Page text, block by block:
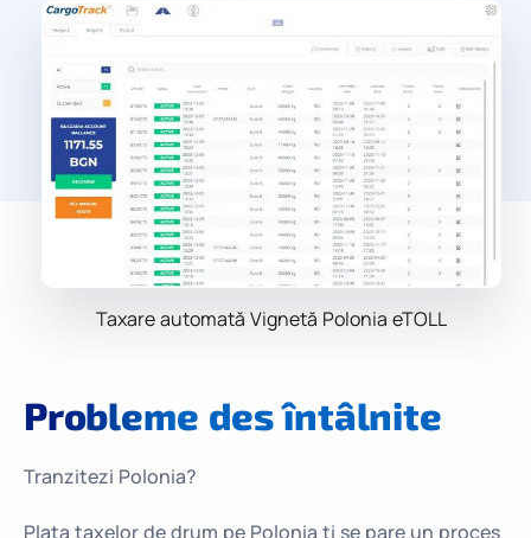
Taxare automată Vignetă Polonia eTOLL
Probleme des întâlnite
Tranzitezi Polonia?
Plata taxelor de drum pe Polonia ți se pare un proces